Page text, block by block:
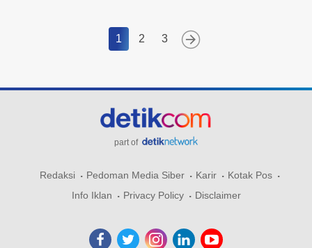
1 2 3
part of
Redaksi Pedoman Media Siber Karir
Kotak Pos
Info Iklan
Privacy Policy Disclaimer